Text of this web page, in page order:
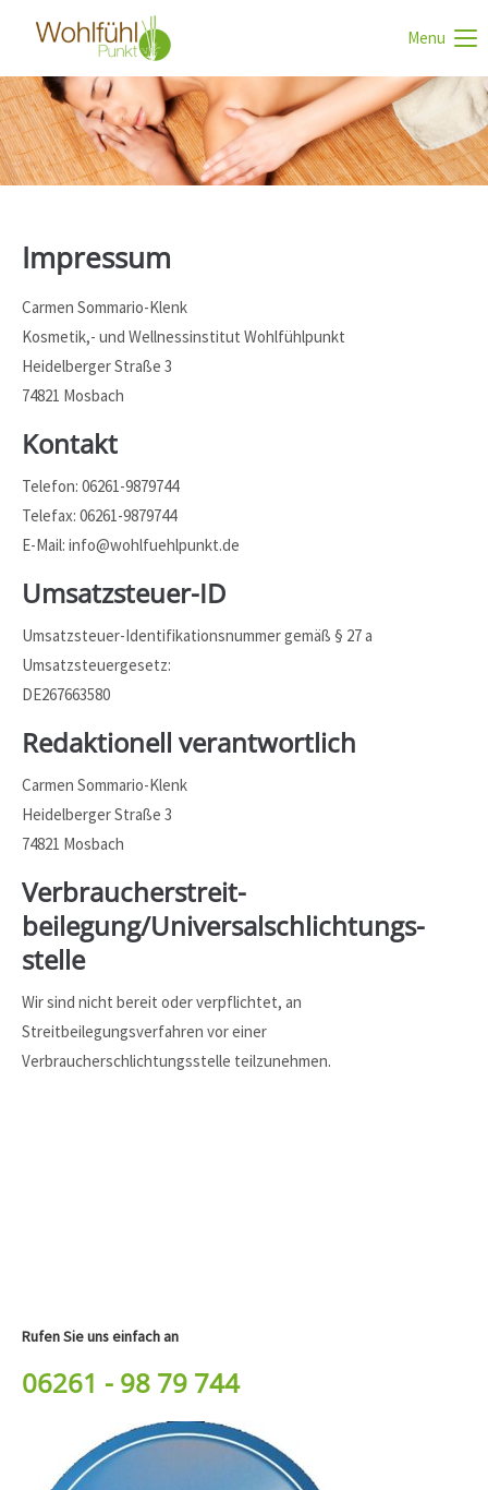
Login
Benutzername
Anmelden
Register|Lost your password?
Support
Lorem ipsum dolor sit amet:
24h
We offer support for our customers
Get in touch
Cybersteel Inc.
San Francisco, CA 94102
Have any questions?
+44 1234 567 890
Drop us a line
info@yourdomain.com
About us
Menu
Impressum
Carmen Sommario-Klenk
Kosmetik,- und Wellnessinstitut Wohlfühlpunkt
Heidelberger Straße 3
74821 Mosbach
Kontakt
Telefon: 06261-9879744
Telefax: 06261-9879744
E-Mail: info@wohlfuehlpunkt.de
Umsatzsteuer-ID
Umsatzsteuer-Identifikationsnummer gemäß § 27 a
Umsatzsteuergesetz:
DE267663580
Redaktionell verantwortlich
Carmen Sommario-Klenk
Heidelberger Straße 3
74821 Mosbach
Verbraucher­streit­
beilegung/Universal­schlichtungs­
stelle
Wir sind nicht bereit oder verpflichtet, an
Streitbeilegungsverfahren vor einer
Verbraucherschlichtungsstelle teilzunehmen.
Rufen Sie uns einfach an
06261 - 98 79 744